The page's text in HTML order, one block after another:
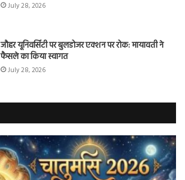
July 28, 2026
जौहर यूनिवर्सिटी पर बुलडोजर एक्शन पर रोक: मायावती ने
फैसले का किया स्वागत
July 28, 2026